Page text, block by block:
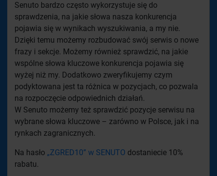
Senuto bardzo często wykorzystuje się do
sprawdzenia, na jakie słowa nasza konkurencja
pojawia się w wynikach wyszukiwania, a my nie.
Dzięki temu możemy rozbudować swój serwis o nowe
frazy i sekcje. Możemy również sprawdzić, na jakie
wspólne słowa kluczowe konkurencja pojawia się
wyżej niż my. Dodatkowo zweryfikujemy czym
podyktowana jest ta różnica w pozycjach, co pozwala
na rozpoczęcie odpowiednich działań.
W Senuto możemy też sprawdzić pozycje serwisu na
wybrane słowa kluczowe – zarówno w Polsce, jak i na
rynkach zagranicznych.
Na hasło „ZGRED10” w SENUTO dostaniecie 10%
rabatu.